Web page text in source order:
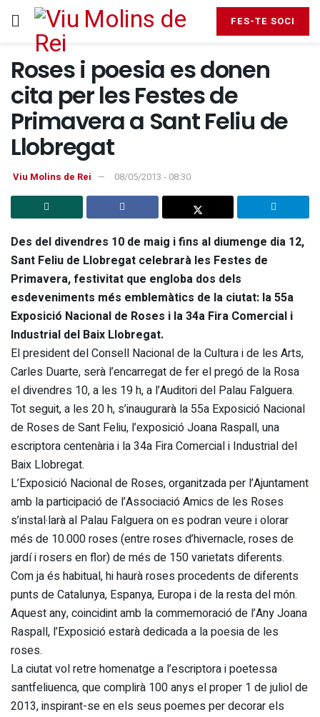
FES-TE SOCI
Roses i poesia es donen
cita per les Festes de
Primavera a Sant Feliu de
Llobregat
Viu Molins de Rei 08/05/2013 - 08:30
Des del divendres 10 de maig i fins al diumenge dia 12,
Sant Feliu de Llobregat celebrarà les Festes de
Primavera, festivitat que engloba dos dels
esdeveniments més emblemàtics de la ciutat: la 55a
Exposició Nacional de Roses i la 34a Fira Comercial i
Industrial del Baix Llobregat.
El president del Consell Nacional de la Cultura i de les Arts,
Carles Duarte, serà l’encarregat de fer el pregó de la Rosa
el divendres 10, a les 19 h, a l’Auditori del Palau Falguera.
Tot seguit, a les 20 h, s’inaugurarà la 55a Exposició Nacional
de Roses de Sant Feliu, l’exposició Joana Raspall, una
escriptora centenària i la 34a Fira Comercial i Industrial del
Baix Llobregat.
L’Exposició Nacional de Roses, organitzada per l’Ajuntament
amb la participació de l’Associació Amics de les Roses
s’instal·larà al Palau Falguera on es podran veure i olorar
més de 10.000 roses (entre roses d’hivernacle, roses de
jardí i rosers en flor) de més de 150 varietats diferents.
Com ja és habitual, hi haurà roses procedents de diferents
punts de Catalunya, Espanya, Europa i de la resta del món.
Aquest any, coincidint amb la commemoració de l’Any Joana
Raspall, l’Exposició estarà dedicada a la poesia de les
roses.
La ciutat vol retre homenatge a l’escriptora i poetessa
santfeliuenca, que complirà 100 anys el proper 1 de juliol de
2013, inspirant-se en els seus poemes per decorar els